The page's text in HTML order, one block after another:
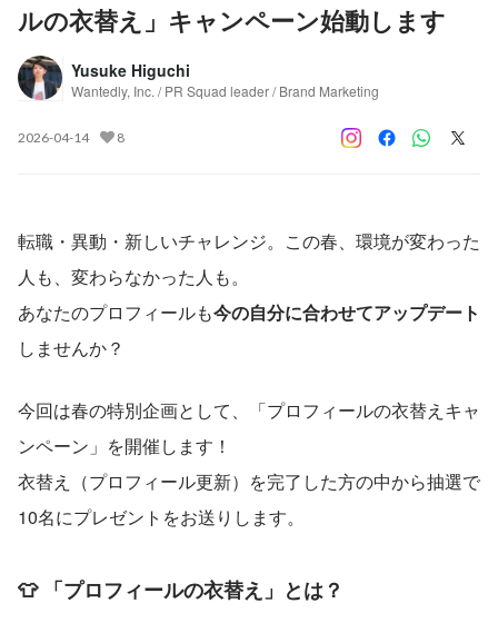
ルの衣替え」キャンペーン始動します
Yusuke Higuchi
Wantedly, Inc. / PR Squad leader / Brand Marketing
2026-04-14 8
転職・異動・新しいチャレンジ。この春、環境が変わった
人も、変わらなかった人も。
あなたのプロフィールも今の自分に合わせてアップデート
しませんか？
今回は春の特別企画として、「プロフィールの衣替えキャ
ンペーン」を開催します！
衣替え（プロフィール更新）を完了した方の中から抽選で
10名にプレゼントをお送りします。
👕 「プロフィールの衣替え」とは？